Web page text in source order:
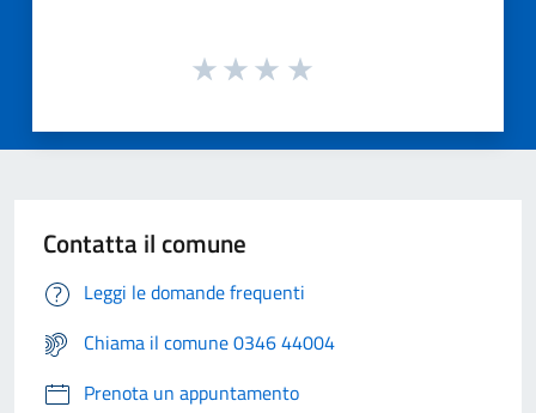
Contatta il comune
Leggi le domande frequenti
Chiama il comune 0346 44004
Prenota un appuntamento